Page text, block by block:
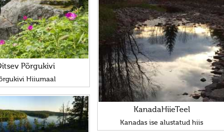
Põrgukivi
Hiiumaal
KanadaHiieTeel
Kanadas ise alustatud hiis